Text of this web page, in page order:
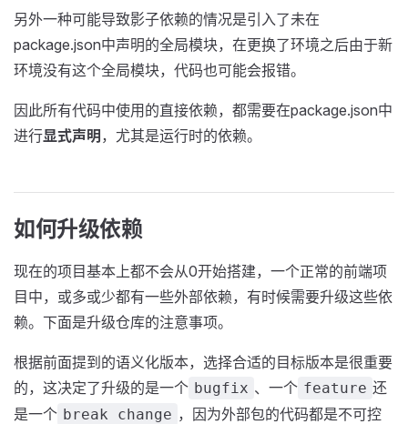
另外一种可能导致影子依赖的情况是引入了未在
package.json中声明的全局模块，在更换了环境之后由于新
环境没有这个全局模块，代码也可能会报错。
因此所有代码中使用的直接依赖，都需要在package.json中
进行显式声明，尤其是运行时的依赖。
如何升级依赖
现在的项目基本上都不会从0开始搭建，一个正常的前端项
目中，或多或少都有一些外部依赖，有时候需要升级这些依
赖。下面是升级仓库的注意事项。
根据前面提到的语义化版本，选择合适的目标版本是很重要
的，这决定了升级的是一个 bugfix 、一个 feature 还
是一个 break change ，因为外部包的代码都是不可控